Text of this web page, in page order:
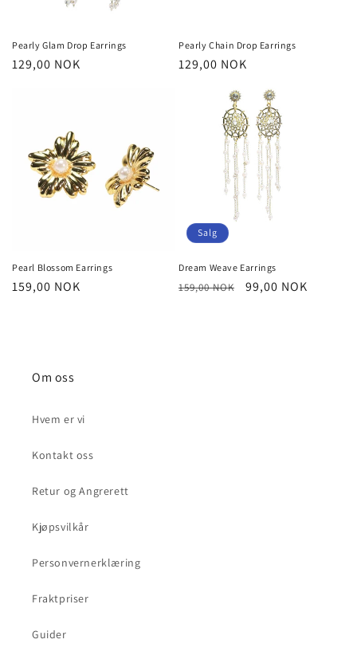
Pearly Glam Drop Earrings
Vanlig
129,00 NOK
Pearly Chain Drop Earrings
Vanlig
129,00 NOK
Pearl Blossom Earrings
Vanlig
159,00 NOK
Salg
Dream Weave Earrings
Vanlig
159,00 NOK Salgspris
99,00 NOK
Om oss
Hvem er vi
Kontakt oss
Retur og Angrerett
Kjøpsvilkår
Personvernerklæring
Fraktpriser
Guider